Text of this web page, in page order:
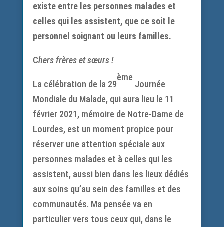
existe entre les personnes malades et
celles qui les assistent, que ce soit le
personnel soignant ou leurs familles.
Chers frères et sœurs !
La célébration de la 29
ème
Journée
Mondiale du Malade, qui aura lieu le 11
février 2021, mémoire de Notre-Dame de
Lourdes, est un moment propice pour
réserver une attention spéciale aux
personnes malades et à celles qui les
assistent, aussi bien dans les lieux dédiés
aux soins qu’au sein des familles et des
communautés. Ma pensée va en
particulier vers tous ceux qui, dans le